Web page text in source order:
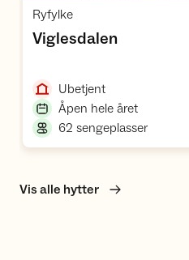
Ryfylke,
Viglesdalen,
Ubetjent,
Åpen hele året,
62 sengeplasser,
Vis alle hytter